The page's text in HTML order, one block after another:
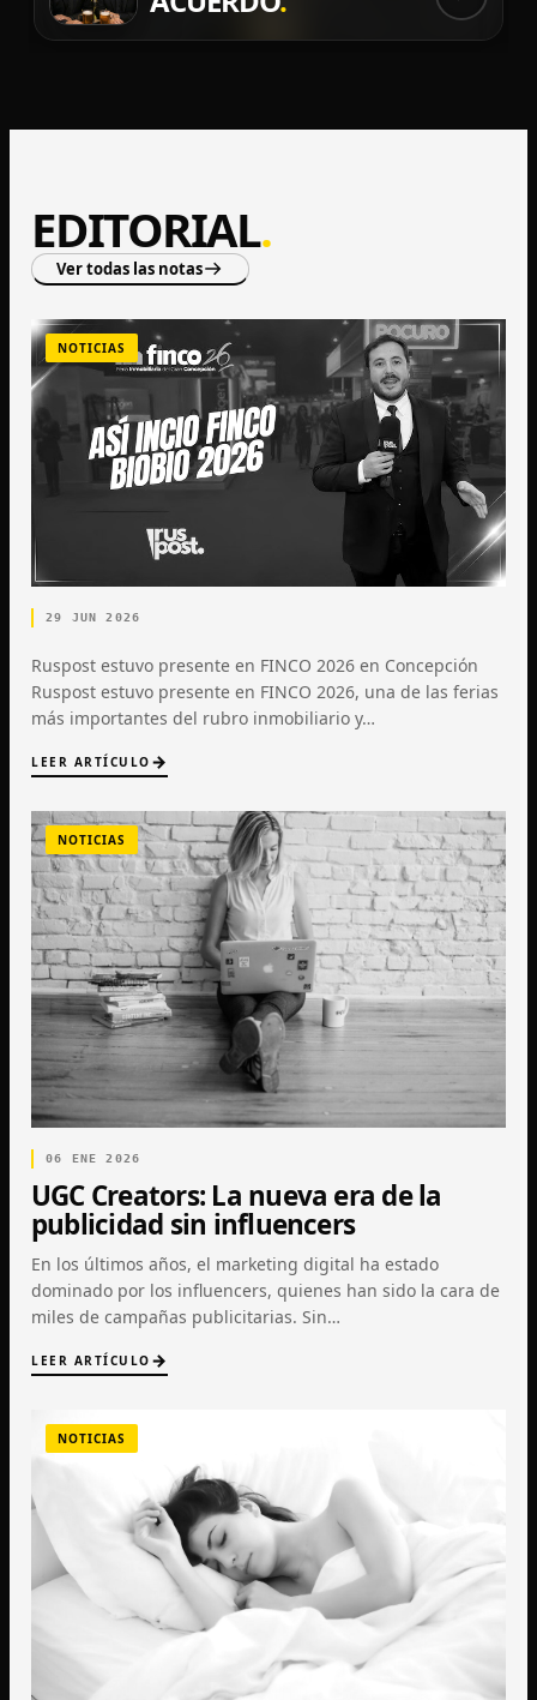
EDITORIAL.
Ver todas las notas
NOTICIAS
29 JUN 2026
Ruspost estuvo presente en FINCO 2026 en Concepción
Ruspost estuvo presente en FINCO 2026, una de las ferias
más importantes del rubro inmobiliario y…
LEER ARTÍCULO
NOTICIAS
06 ENE 2026
UGC Creators: La nueva era de la
publicidad sin influencers
En los últimos años, el marketing digital ha estado
dominado por los influencers, quienes han sido la cara de
miles de campañas publicitarias. Sin…
LEER ARTÍCULO
NOTICIAS